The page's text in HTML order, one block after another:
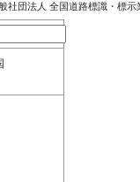
社団法人 全国道路標識・標示